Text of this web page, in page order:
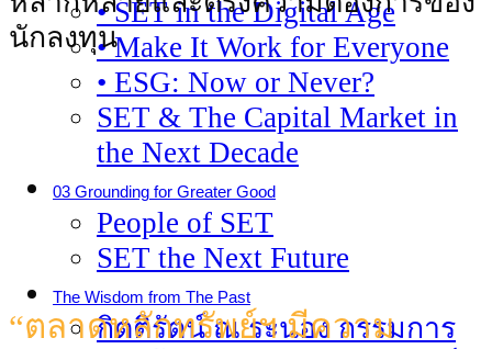
• SET in the Digital Age
• Make It Work for Everyone
• ESG: Now or Never?
SET & The Capital Market in
the Next Decade
03 Grounding for Greater Good
People of SET
SET the Next Future
The Wisdom from The Past
กิตติรัตน์ ณ ระนอง กรรมการ
นักลงทุน
“ตลาดหลักทรัพย์ฯ มีความ